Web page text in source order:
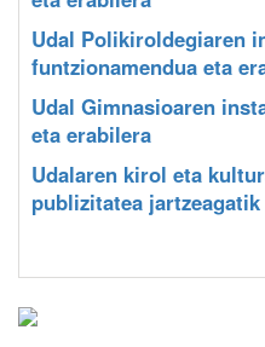
Udal Polikiroldegiaren
funtzionamendua eta
Udal Gimnasioaren
eta erabilera
Udalaren kirol eta
publizitatea jartzeagatik